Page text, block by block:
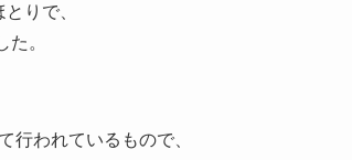
りで、
。
行われているもので、